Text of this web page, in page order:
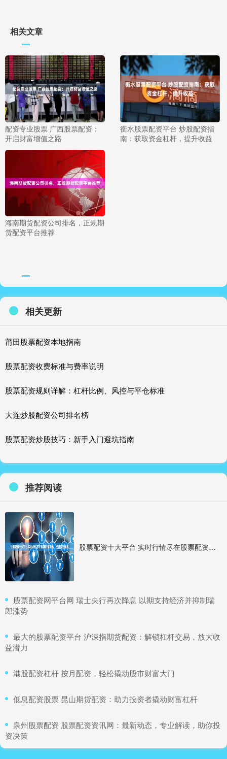
相关文章
配资专业股票 广西股票配资：
开启财富增值之路
衡水股票配资平台 炒股配资指
南：获取资金杠杆，提升收益
海南期货配资公司排名，正规期
货配资平台推荐
相关更新
莆田股票配资本地指南
股票配资收费标准与费率说明
股票配资规则详解：杠杆比例、风控与平仓标准
大连炒股配资公司排名榜
股票配资炒股技巧：新手入门避坑指南
推荐阅读
股票配资十大平台 实时行情尽在股票配资网站，把握投资先机
​股票配资网平台网 瑞士央行再次降息 以期支持经济并抑制瑞
郎涨势
​最大的股票配资平台 沪深指期货配资：解锁杠杆交易，放大收
益潜力
​港股配资杠杆 按月配资，轻松撬动股市财富大门
​低息配资股票 昆山期货配资：助力投资者撬动财富杠杆
​泉州股票配资 股票配资资讯网：最新动态，专业解读，助你投
资决策